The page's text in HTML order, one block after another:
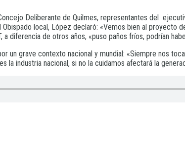
Deliberante de Quilmes, representantes del
local, López declaró: «Vemos bien al proyecto
diferencia de otros años, «puso paños fríos, podrían
un grave contexto nacional y mundial: «Siempre nos
la industria nacional, si no la cuidamos afectará la